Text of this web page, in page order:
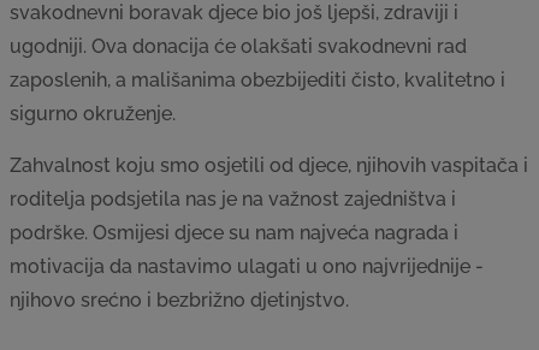
svakodnevni boravak djece bio još ljepši, zdraviji i
ugodniji. Ova donacija će olakšati svakodnevni rad
zaposlenih, a mališanima obezbijediti čisto, kvalitetno i
sigurno okruženje.
Zahvalnost koju smo osjetili od djece, njihovih vaspitača i
roditelja podsjetila nas je na važnost zajedništva i
podrške. Osmijesi djece su nam najveća nagrada i
motivacija da nastavimo ulagati u ono najvrijednije -
njihovo srećno i bezbrižno djetinjstvo.